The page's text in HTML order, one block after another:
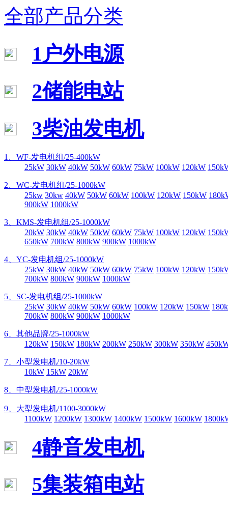
全部产品分类
1户外电源
2储能电站
3柴油发电机
1、WF-发电机组/25-400kW
25kW 30kW 40kW 50kW 60kW 75kW 100kW 120kW
2、WC-发电机组/25-1000kW
25kw 30kw 40kW 50kW 60kW 100kW 120kW 150kW
900kW 1000kW
3、KMS-发电机组/25-1000kW
20kW 30kW 40kW 50kW 60kW 75kW 100kW 120kW
650kW 700kW 800kW 900kW 1000kW
4、YC-发电机组/25-1000kW
25kW 30kW 40kW 50kW 60kW 75kW 100kW 120kW
700kW 800kW 900kW 1000kW
5、SC-发电机组/25-1000kW
25kW 30kW 40kW 50kW 60kW 100kW 120kW 150kW
700kW 800kW 900kW 1000kW
6、其他品牌/25-1000kW
120kW 150kW 180kW 200kW 250kW 300kW 350kW
7、小型发电机/10-20kW
10kW 15kW 20kW
8、中型发电机/25-1000kW
9、大型发电机/1100-3000kW
1100kW 1200kW 1300kW 1400kW 1500kW 1600kW
4静音发电机
5集装箱电站